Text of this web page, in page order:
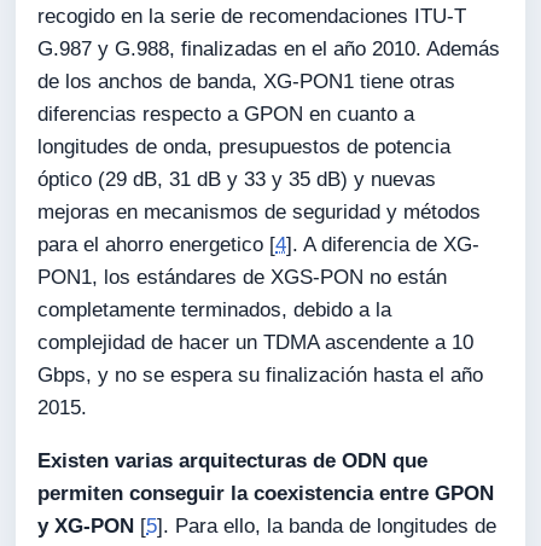
recogido en la serie de recomendaciones ITU-T
G.987 y G.988, finalizadas en el año 2010. Además
de los anchos de banda, XG-PON1 tiene otras
diferencias respecto a GPON en cuanto a
longitudes de onda, presupuestos de potencia
óptico (29 dB, 31 dB y 33 y 35 dB) y nuevas
mejoras en mecanismos de seguridad y métodos
para el ahorro energetico [4]. A diferencia de XG-
PON1, los estándares de XGS-PON no están
completamente terminados, debido a la
complejidad de hacer un TDMA ascendente a 10
Gbps, y no se espera su finalización hasta el año
2015.
Existen varias arquitecturas de ODN que
permiten conseguir la coexistencia entre GPON
y XG-PON [5]. Para ello, la banda de longitudes de